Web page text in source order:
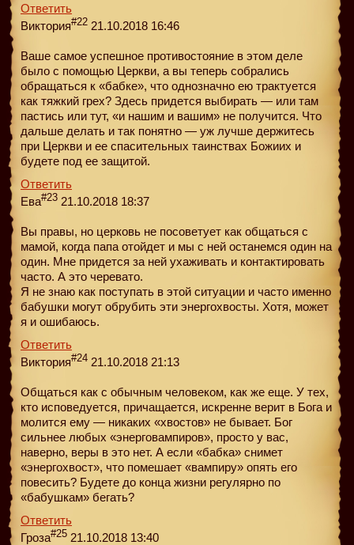
Ответить
Виктория#22 21.10.2018 16:46
Ваше самое успешное противостояние в этом деле
было с помощью Церкви, а вы теперь собрались
обращаться к «бабке», что однозначно ею трактуется
как тяжкий грех? Здесь придется выбирать — или там
пастись или тут, «и нашим и вашим» не получится. Что
дальше делать и так понятно — уж лучше держитесь
при Церкви и ее спасительных таинствах Божиих и
будете под ее защитой.
Ответить
Ева#23 21.10.2018 18:37
Вы правы, но церковь не посоветует как общаться с
мамой, когда папа отойдет и мы с ней останемся один на
один. Мне придется за ней ухаживать и контактировать
часто. А это черевато.
Я не знаю как поступать в этой ситуации и часто именно
бабушки могут обрубить эти энергохвосты. Хотя, может
я и ошибаюсь.
Ответить
Виктория#24 21.10.2018 21:13
Общаться как с обычным человеком, как же еще. У тех,
кто исповедуется, причащается, искренне верит в Бога и
молится ему — никаких «хвостов» не бывает. Бог
сильнее любых «энерговампиров», просто у вас,
наверно, веры в это нет. А если «бабка» снимет
«энергохвост», что помешает «вампиру» опять его
повесить? Будете до конца жизни регулярно по
«бабушкам» бегать?
Ответить
Гроза#25 21.10.2018 13:40